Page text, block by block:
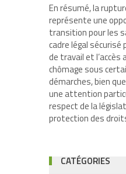
En résumé, la
représente une
transition pour les
cadre légal sécurisé
de travail et
chômage sous
démarches, bien
une attention
respect de la
protection des
CATÉGORIES